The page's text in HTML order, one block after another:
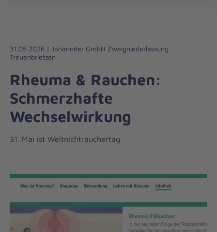
31.05.2026 | Johanniter GmbH Zweigniederlassung
Treuenbrietzen
Rheuma & Rauchen:
Schmerzhafte
Wechselwirkung
31. Mai ist Weltnichtrauchertag